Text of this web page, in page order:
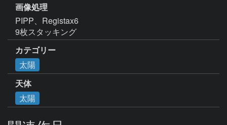
画像処理
PIPP、Registax6
9枚スタッキング
カテゴリー
太陽
天体
太陽